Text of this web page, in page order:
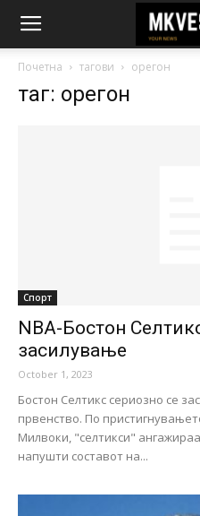
Почетна тагови орегон
таг: орегон
Спорт
NBA-Бостон
засилување
October 1, 2023
Бостон Селтикс сериозно се
првенство. По
Милвоки, "селтикси"
напушти составот на...